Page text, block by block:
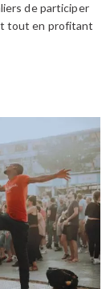
de participer
tout en profitant